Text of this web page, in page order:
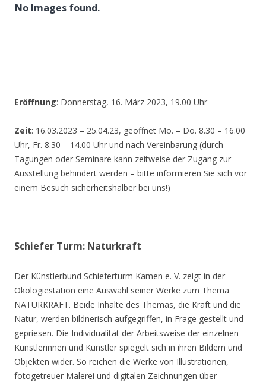
No Images found.
Eröffnung: Donnerstag, 16. März 2023, 19.00 Uhr
Zeit: 16.03.2023 – 25.04.23, geöffnet Mo. – Do. 8.30 – 16.00
Uhr, Fr. 8.30 – 14.00 Uhr und nach Vereinbarung (durch
Tagungen oder Seminare kann zeitweise der Zugang zur
Ausstellung behindert werden – bitte informieren Sie sich vor
einem Besuch sicherheitshalber bei uns!)
Schiefer Turm: Naturkraft
Der Künstlerbund Schieferturm Kamen e. V. zeigt in der
Ökologiestation eine Auswahl seiner Werke zum Thema
NATURKRAFT. Beide Inhalte des Themas, die Kraft und die
Natur, werden bildnerisch aufgegriffen, in Frage gestellt und
gepriesen. Die Individualität der Arbeitsweise der einzelnen
Künstlerinnen und Künstler spiegelt sich in ihren Bildern und
Objekten wider. So reichen die Werke von Illustrationen,
fotogetreuer Malerei und digitalen Zeichnungen über